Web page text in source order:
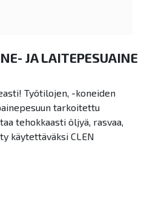
JA LAITEPESUAINE
Työtilojen, -koneiden
tarkoitettu
tehokkaasti öljyä, rasvaa,
käytettäväksi CLEN